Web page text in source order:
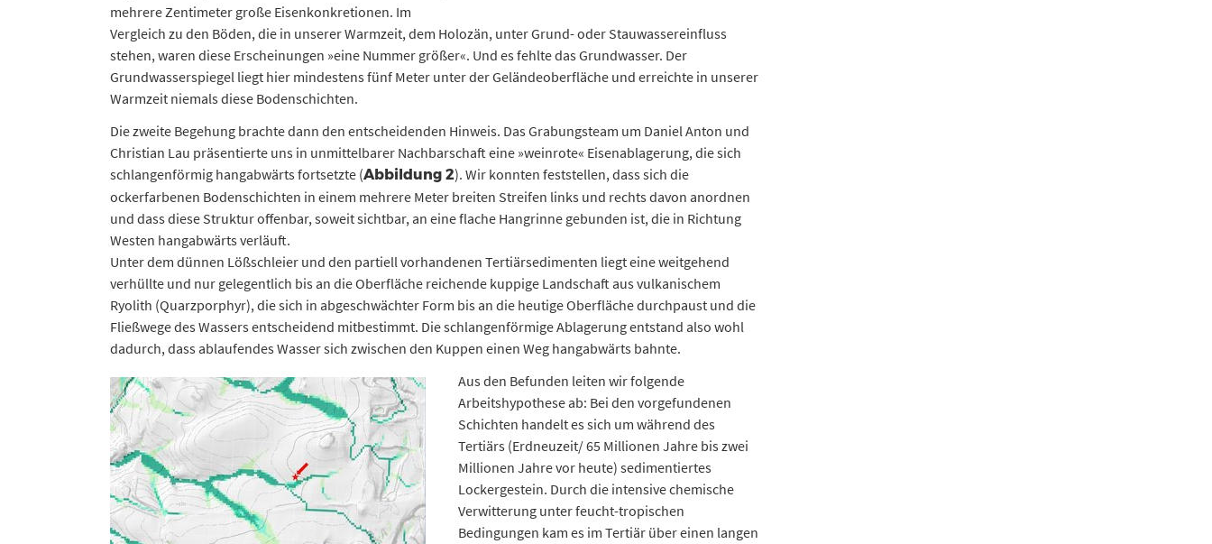
mehrere Zentimeter große Eisenkonkretionen. Im
Vergleich zu den Böden, die in unserer Warmzeit, dem Holozän, unter Grund- oder Stauwassereinfluss
stehen, waren diese Erscheinungen »eine Nummer größer«. Und es fehlte das Grundwasser. Der
Grundwasserspiegel liegt hier mindestens fünf Meter unter der Geländeoberfläche und erreichte in unserer
Warmzeit niemals diese Bodenschichten.
Die zweite Begehung brachte dann den entscheidenden Hinweis. Das Grabungsteam um Daniel Anton und
Christian Lau präsentierte uns in unmittelbarer Nachbarschaft eine »weinrote« Eisenablagerung, die sich
schlangenförmig hangabwärts fortsetzte (Abbildung 2). Wir konnten feststellen, dass sich die
ockerfarbenen Bodenschichten in einem mehrere Meter breiten Streifen links und rechts davon anordnen
und dass diese Struktur offenbar, soweit sichtbar, an eine flache Hangrinne gebunden ist, die in Richtung
Westen hangabwärts verläuft.
Unter dem dünnen Lößschleier und den partiell vorhandenen Tertiärsedimenten liegt eine weitgehend
verhüllte und nur gelegentlich bis an die Oberfläche reichende kuppige Landschaft aus vulkanischem
Ryolith (Quarzporphyr), die sich in abgeschwächter Form bis an die heutige Oberfläche durchpaust und die
Fließwege des Wassers entscheidend mitbestimmt. Die schlangenförmige Ablagerung entstand also wohl
dadurch, dass ablaufendes Wasser sich zwischen den Kuppen einen Weg hangabwärts bahnte.
Aus den Befunden leiten wir folgende
Arbeitshypothese ab: Bei den vorgefundenen
Schichten handelt es sich um während des
Tertiärs (Erdneuzeit/ 65 Millionen Jahre bis zwei
Millionen Jahre vor heute) sedimentiertes
Lockergestein. Durch die intensive chemische
Verwitterung unter feucht-tropischen
Bedingungen kam es im Tertiär über einen langen